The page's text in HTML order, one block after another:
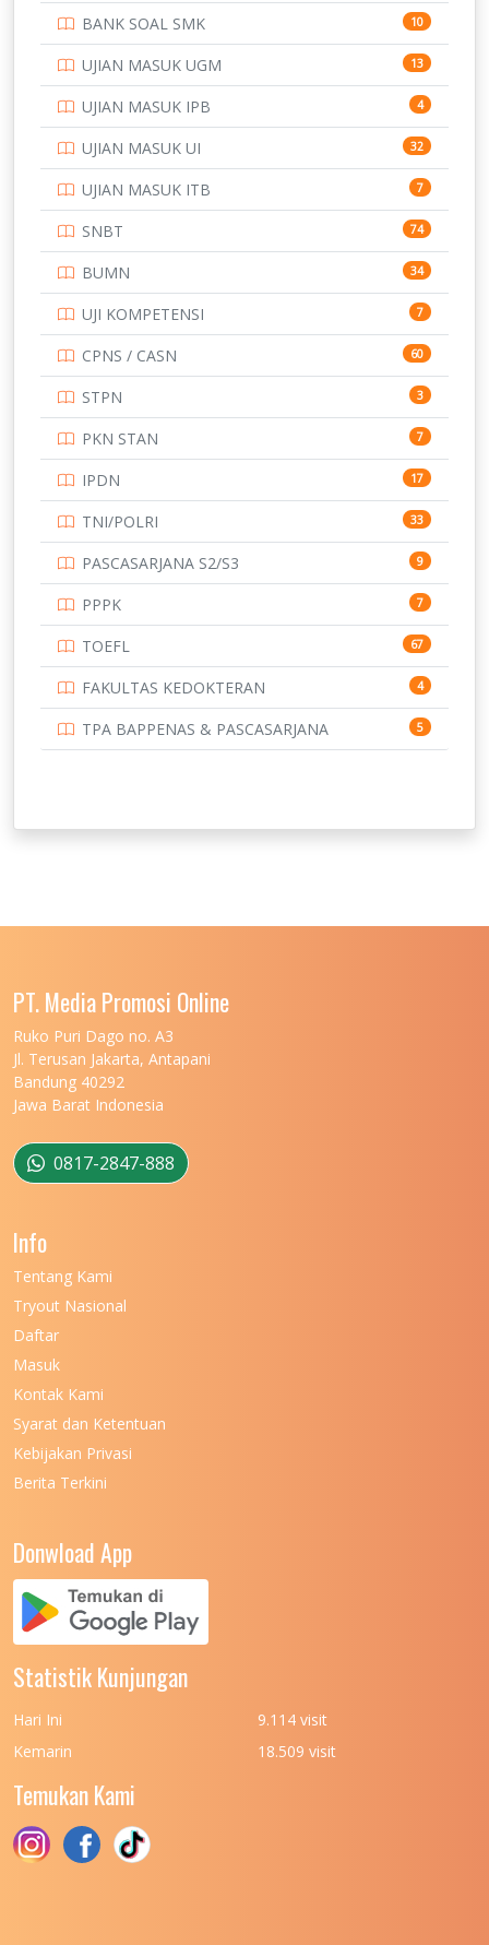
133
SMA 146
SMK 231
SMP 134
STIP 2
153
345
UNIVERSITAS AIRLANGGA 15
16
15
15
14
14
UNIVERSITAS CENDRAWASIH 14
15
219
11
159
UNIVERSITAS JEMBER
UNIVERSITAS MALIKUSSALEH
UNIVERSITAS MARITIM RAJA ALI HAJI
UNIVERSITAS MATARAM
UNIVERSITAS MULAWARMAN
UNIVERSITAS MUSAMUS
UNIVERSITAS NEGERI KHAIRUN
UNIVERSITAS NEGERI MANADO
UNIVERSITAS NEGERI MEDAN
UNIVERSITAS NEGERI PADANG
UNIVERSITAS NUSA CENDANA
UNIVERSITAS PADJADJARAN
UNIVERSITAS PATTIMURA
(UPN) VETERAN JAKARTA
UNIVERSITAS PEMBANGUNAN NASIONAL
(UPN) VETERAN JAWA TIMUR
UNIVERSITAS PEMBANGUNAN NASIONAL
BANK SOAL SMK 10
UJIAN MASUK UGM 13
UJIAN MASUK IPB 4
UJIAN MASUK UI 32
UJIAN MASUK ITB 7
SNBT 74
BUMN 34
UJI KOMPETENSI 7
CPNS / CASN 60
STPN 3
PKN STAN 7
IPDN 17
TNI/POLRI 33
PASCASARJANA S2/S3 9
PPPK 7
TOEFL 67
FAKULTAS KEDOKTERAN 4
TPA BAPPENAS & PASCASARJANA 5
PT. Media Promosi Online
Ruko Puri Dago no. A3
Jl. Terusan Jakarta, Antapani
Bandung 40292
Jawa Barat Indonesia
0817-2847-888
Info
Tentang Kami
Tryout Nasional
Daftar
Masuk
Kontak Kami
Syarat dan Ketentuan
Kebijakan Privasi
Berita Terkini
Donwload App
Statistik Kunjungan
Hari Ini
9.114 visit
Kemarin
18.509 visit
Temukan Kami